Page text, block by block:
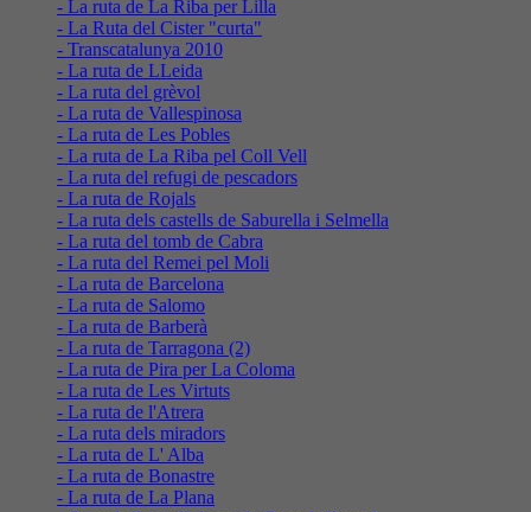
- La ruta de La Riba per Lilla
- La Ruta del Cister "curta"
- Transcatalunya 2010
- La ruta de LLeida
- La ruta del grèvol
- La ruta de Vallespinosa
- La ruta de Les Pobles
- La ruta de La Riba pel Coll Vell
- La ruta del refugi de pescadors
- La ruta de Rojals
- La ruta dels castells de Saburella i Selmella
- La ruta del tomb de Cabra
- La ruta del Remei pel Moli
- La ruta de Barcelona
- La ruta de Salomo
- La ruta de Barberà
- La ruta de Tarragona (2)
- La ruta de Pira per La Coloma
- La ruta de Les Virtuts
- La ruta de l'Atrera
- La ruta dels miradors
- La ruta de L' Alba
- La ruta de Bonastre
- La ruta de La Plana